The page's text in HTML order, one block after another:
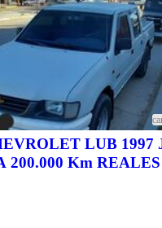
LUB 1997
200.000 Km REALES